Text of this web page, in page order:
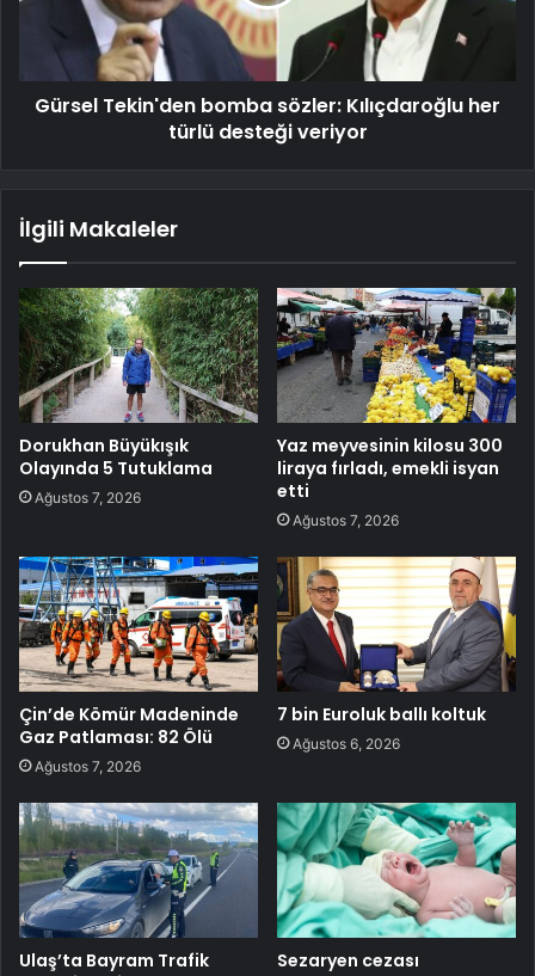
Gürsel Tekin'den bomba sözler: Kılıçdaroğlu her
türlü desteği veriyor
İlgili Makaleler
Dorukhan Büyükışık
Olayında 5 Tutuklama
Ağustos 7, 2026
Yaz meyvesinin kilosu 300
liraya fırladı, emekli isyan
etti
Ağustos 7, 2026
Çin’de Kömür Madeninde
Gaz Patlaması: 82 Ölü
Ağustos 7, 2026
7 bin Euroluk ballı koltuk
Ağustos 6, 2026
Ulaş’ta Bayram Trafik
Sezaryen cezası